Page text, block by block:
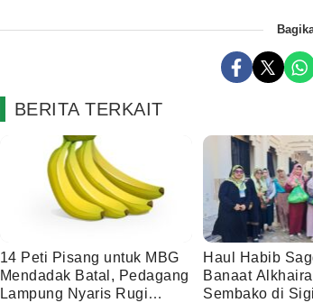
BERITA TERKAIT
14 Peti Pisang untuk MBG
Mendadak Batal, Pedagang
Lampung Nyaris Rugi
Haul Habib
Banaat
Sembako di Sigi